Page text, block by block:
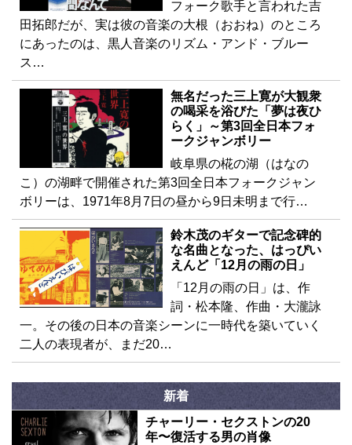
フォーク歌手と言われた吉
田拓郎だが、実は彼の音楽の大根（おおね）のところ
にあったのは、黒人音楽のリズム・アンド・ブルー
ス…
無名だった三上寛が大観衆
の喝采を浴びた「夢は夜ひ
らく」～第3回全日本フォ
ークジャンボリー
岐阜県の椛の湖（はなの
こ）の湖畔で開催された第3回全日本フォークジャン
ボリーは、1971年8月7日の昼から9日未明まで行…
鈴木茂のギターで記念碑的
な名曲となった、はっぴい
えんど「12月の雨の日」
「12月の雨の日」は、作
詞・松本隆、作曲・大瀧詠
一。その後の日本の音楽シーンに一時代を築いていく
二人の表現者が、まだ20…
新着
チャーリー・セクストンの20
年〜復活する男の肖像